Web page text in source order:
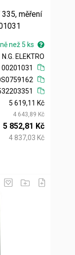
měření
než 5 ks
N.G. ELEKTRO
00201031
5 619,11 Kč
4 643,89 Kč
5 852,81 Kč
4 837,03 Kč